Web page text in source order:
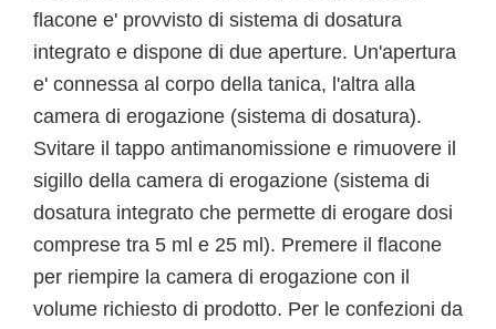
flacone e' provvisto di sistema di dosatura
integrato e dispone di due aperture. Un'apertura
e' connessa al corpo della tanica, l'altra alla
camera di erogazione (sistema di dosatura).
Svitare il tappo antimanomissione e rimuovere il
sigillo della camera di erogazione (sistema di
dosatura integrato che permette di erogare dosi
comprese tra 5 ml e 25 ml). Premere il flacone
per riempire la camera di erogazione con il
volume richiesto di prodotto. Per le confezioni da